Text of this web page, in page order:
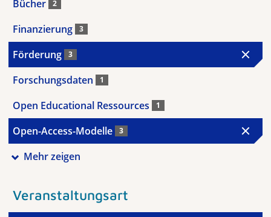
Bücher 2
Finanzierung 3
Förderung 3
Forschungsdaten 1
Open Educational Ressources 1
Open-Access-Modelle 3
Mehr zeigen
Veranstaltungsart